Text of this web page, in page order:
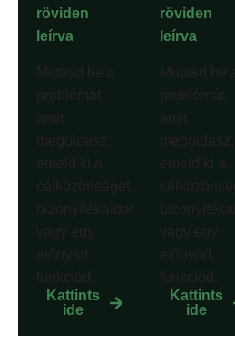
röviden
leírva
Mutasd be a
problémát,
amit
megoldasz,
emeld ki a
célközönséget,
bizonyítékaidat
vagy egy
előnyöd,
funkciód.
Kattints
ide
röviden
leírva
Mutasd be
problémát,
amit
megoldasz,
emeld ki a
vagy egy
előnyöd,
funkciód.
Kattints
ide